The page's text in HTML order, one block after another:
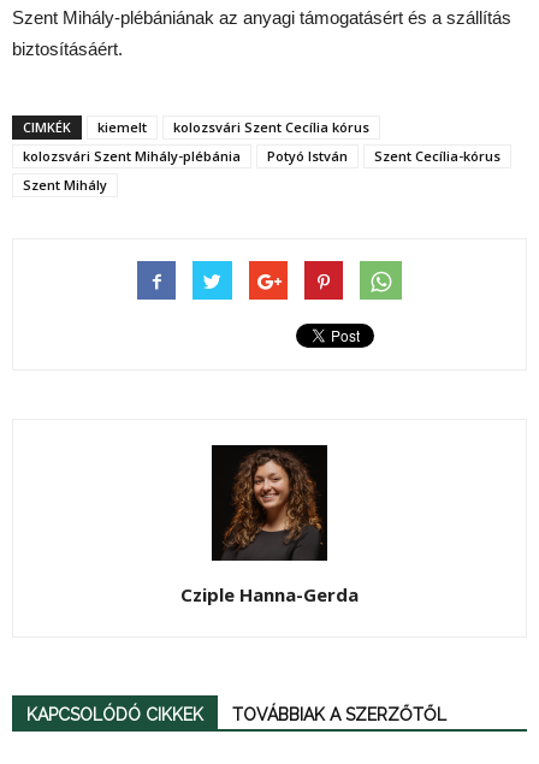
Szent Mihály-plébániának az anyagi támogatásért és a szállítás
biztosításáért.
CIMKÉK kiemelt
kolozsvári Szent Cecília kórus
kolozsvári Szent Mihály-plébánia
Potyó István
Szent Cecília-kórus
Szent Mihály
Cziple Hanna-Gerda
KAPCSOLÓDÓ CIKKEK TOVÁBBIAK A SZERZŐTŐL